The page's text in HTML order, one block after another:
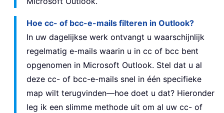
Hoe cc- of bcc-e-mails filteren in Outlook?
In uw dagelijkse werk ontvangt u waarschijnlijk
regelmatig e-mails waarin u in cc of bcc bent
opgenomen in Microsoft Outlook. Stel dat u al
deze cc- of bcc-e-mails snel in één specifieke
map wilt terugvinden—hoe doet u dat? Hieronder
leg ik een slimme methode uit om al uw cc- of